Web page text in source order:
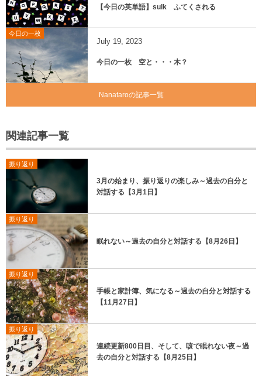
【今日の英単語】sulk ふてくされる
今日の一枚
July 19, 2023
今日の一枚 空と・・・木？
Nanataroの記事一覧
関連記事一覧
振り返り
3月の始まり、振り返りの楽しみ～過去の自分と
対話する【3月1日】
振り返り
眠れない～過去の自分と対話する【8月26日】
振り返り
手帳と家計簿、気になる～過去の自分と対話する
【11月27日】
振り返り
連続更新800日目、そして、咳で眠れない夜～過
去の自分と対話する【8月25日】